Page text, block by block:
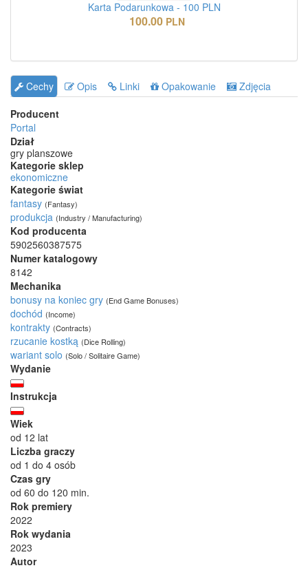
Karta Podarunkowa - 100 PLN
100.00 PLN
Cechy Opis Linki Opakowanie
Zdjęcia
Producent
Portal
Dział
gry planszowe
Kategorie sklep
ekonomiczne
Kategorie świat
fantasy (Fantasy)
produkcja (Industry / Manufacturing)
Kod producenta
5902560387575
Numer katalogowy
8142
Mechanika
bonusy na koniec gry (End Game Bonuses)
dochód (Income)
kontrakty (Contracts)
rzucanie kostką (Dice Rolling)
wariant solo (Solo / Solitaire Game)
Wydanie
Instrukcja
Wiek
od 12 lat
Liczba graczy
od 1 do 4 osób
Czas gry
od 60 do 120 min.
Rok premiery
2022
Rok wydania
2023
Autor